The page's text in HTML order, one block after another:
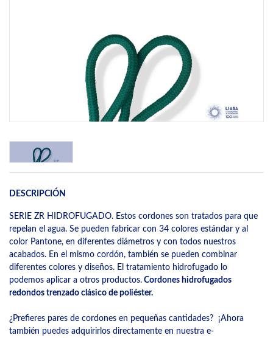
DESCRIPCIÓN
SERIE ZR HIDROFUGADO. Estos cordones son tratados para que
repelan el agua. Se pueden fabricar con 34 colores estándar y al
color Pantone, en diferentes diámetros y con todos nuestros
acabados. En el mismo cordón, también se pueden combinar
diferentes colores y diseños. El tratamiento hidrofugado lo
podemos aplicar a otros productos. Cordones hidrofugados
redondos trenzado clásico de poliéster.
¿Prefieres pares de cordones en pequeñas cantidades? ¡Ahora
también puedes adquirirlos directamente en nuestra e-